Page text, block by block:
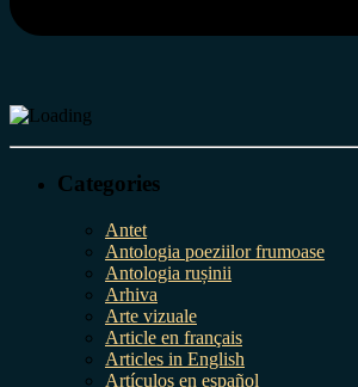
Categories
Antet
Antologia poeziilor frumoase
Antologia rușinii
Arhiva
Arte vizuale
Article en français
Articles in English
Artículos en español